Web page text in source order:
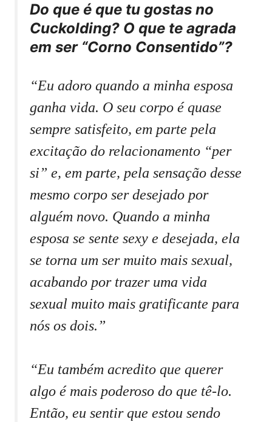
Do que é que tu gostas no
Cuckolding? O que te agrada
em ser “Corno Consentido”?
“Eu adoro quando a minha esposa
ganha vida. O seu corpo é quase
sempre satisfeito, em parte pela
excitação do relacionamento “per
si” e, em parte, pela sensação desse
mesmo corpo ser desejado por
alguém novo. Quando a minha
esposa se sente sexy e desejada, ela
se torna um ser muito mais sexual,
acabando por trazer uma vida
sexual muito mais gratificante para
nós os dois.”
“Eu também acredito que querer
algo é mais poderoso do que tê-lo.
Então, eu sentir que estou sendo